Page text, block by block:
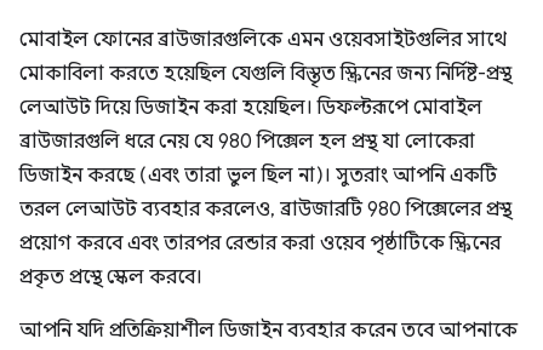
মোবাইল ফোনের ব্রাউজারগুলিকে এমন ওয়েবসাইটগুলির সাথে
মোকাবিলা করতে হয়েছিল যেগুলি বিস্তৃত স্ক্রিনের জন্য নির্দিষ্ট-প্রস্থ
লেআউট দিয়ে ডিজাইন করা হয়েছিল। ডিফল্টরূপে মোবাইল
ব্রাউজারগুলি ধরে নেয় যে 980 পিক্সেল হল প্রস্থ যা লোকেরা
ডিজাইন করছে (এবং তারা ভুল ছিল না)। সুতরাং আপনি একটি
তরল লেআউট ব্যবহার করলেও, ব্রাউজারটি 980 পিক্সেলের প্রস্থ
প্রয়োগ করবে এবং তারপর রেন্ডার করা ওয়েব পৃষ্ঠাটিকে স্ক্রিনের
প্রকৃত প্রস্থে স্কেল করবে।
আপনি যদি প্রতিক্রিয়াশীল ডিজাইন ব্যবহার করেন তবে আপনাকে